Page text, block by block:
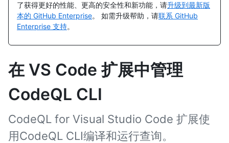
了获得更好的性能、更高的安全性和新功能，请升级到最新版
本的 GitHub Enterprise。 如需升级帮助，请联系 GitHub
Enterprise 支持。
在 VS Code 扩展中管理
CodeQL CLI
CodeQL for Visual Studio Code 扩展使
用CodeQL CLI编译和运行查询。